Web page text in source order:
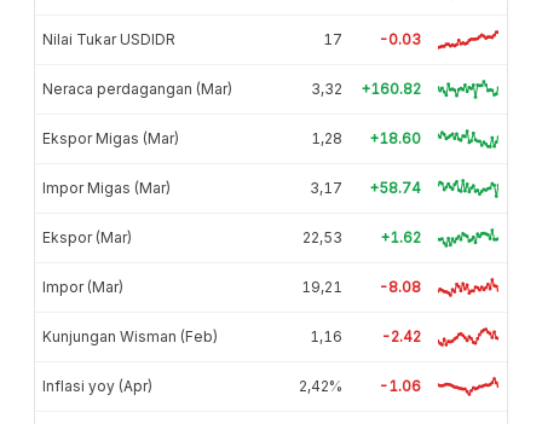
Nilai Tukar USDIDR 17 -0.03
Neraca perdagangan (Mar) 3,32 +160.82
Ekspor Migas (Mar) 1,28 +18.60
Impor Migas (Mar) 3,17 +58.74
Ekspor (Mar) 22,53 +1.62
Impor (Mar) 19,21 -8.08
Kunjungan Wisman (Feb) 1,16 -2.42
Inflasi yoy (Apr) 2,42% -1.06